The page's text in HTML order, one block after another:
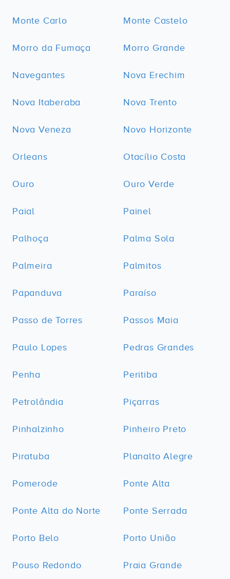
Monte Carlo Monte Castelo
Morro da Fumaça Morro Grande
Navegantes Nova Erechim
Nova Itaberaba Nova Trento
Nova Veneza Novo Horizonte
Orleans Otacílio Costa
Ouro Ouro Verde
Paial Painel
Palhoça Palma Sola
Palmeira Palmitos
Papanduva Paraíso
Passo de Torres Passos Maia
Paulo Lopes Pedras Grandes
Penha Peritiba
Petrolândia Piçarras
Pinhalzinho Pinheiro Preto
Piratuba Planalto Alegre
Pomerode Ponte Alta
Ponte Alta do Norte Ponte Serrada
Porto Belo Porto União
Pouso Redondo Praia Grande